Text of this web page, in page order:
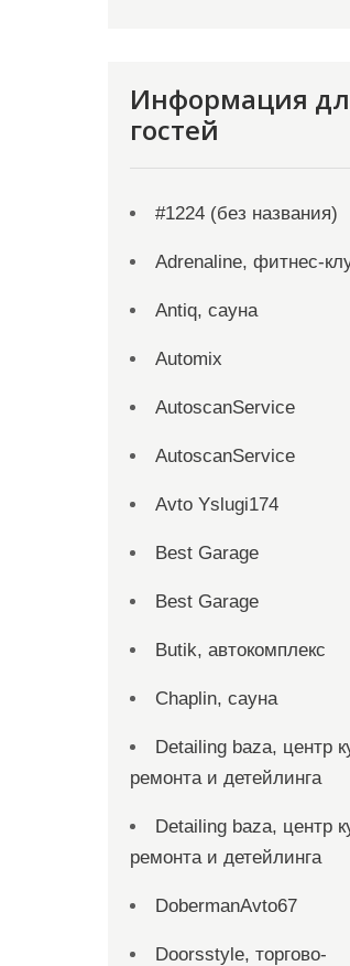
Информация
гостей
#1224 (без названия)
Adrenaline, фитнес-
Antiq, сауна
Automix
AutoscanService
AutoscanService
Avto Yslugi174
Best Garage
Best Garage
Butik, автокомплекс
Chaplin, сауна
Detailing baza, центр
ремонта и детейлинга
Detailing baza, центр
ремонта и детейлинга
DobermanAvto67
Doorsstyle, торгово-